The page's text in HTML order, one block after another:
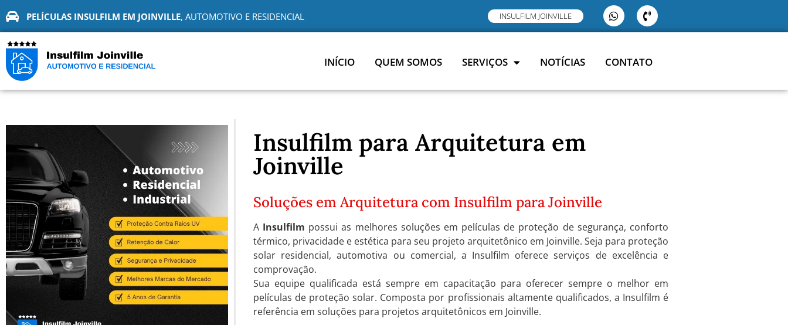
PELÍCULAS INSULFILM EM JOINVILLE, AUTOMOTIVO E RESIDENCIAL INSULFILM JOINVILLE
INÍCIO QUEM SOMOS SERVIÇOS NOTÍCIAS CONTATO
Insulfilm para Arquitetura em
Joinville
Soluções em Arquitetura com Insulfilm para Joinville
A Insulfilm possui as melhores soluções em películas de proteção de segurança, conforto
térmico, privacidade e estética para seu projeto arquitetônico em Joinville. Seja para proteção
solar residencial, automotiva ou comercial, a Insulfilm oferece serviços de excelência e
comprovação.
Sua equipe qualificada está sempre em capacitação para oferecer sempre o melhor em
películas de proteção solar. Composta por profissionais altamente qualificados, a Insulfilm é
referência em soluções para projetos arquitetônicos em Joinville.